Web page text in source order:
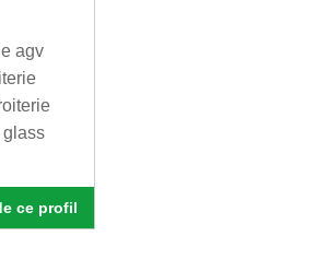
agv
glass
ce profil